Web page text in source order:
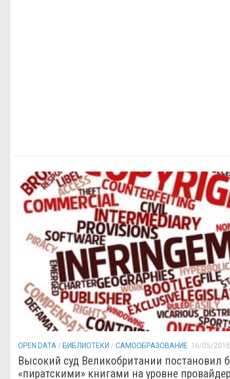
OPEN DATA/ БИБЛИОТЕКИ / САМООБРАЗОВАНИЕ 16/05/2015
Высокий суд Великобритании постановил
«пиратскими» книгами на уровне